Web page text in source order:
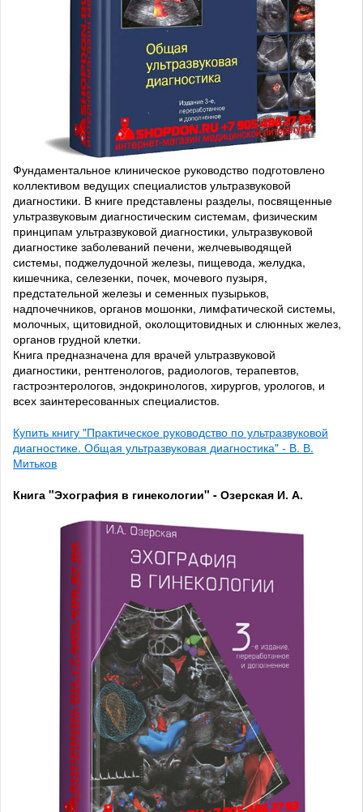
Фундаментальное клиническое руководство подготовлено
коллективом ведущих специалистов ультразвуковой
диагностики. В книге представлены разделы, посвященные
ультразвуковым диагностическим системам, физическим
принципам ультразвуковой диагностики, ультразвуковой
диагностике заболеваний печени, желчевыводящей
системы, поджелудочной железы, пищевода, желудка,
кишечника, селезенки, почек, мочевого пузыря,
предстательной железы и семенных пузырьков,
надпочечников, органов мошонки, лимфатической системы,
молочных, щитовидной, околощитовидных и слюнных желез,
органов грудной клетки.
Книга предназначена для врачей ультразвуковой
диагностики, рентгенологов, радиологов, терапевтов,
гастроэнтерологов, эндокринологов, хирургов, урологов, и
всех заинтересованных специалистов.
Купить книгу "Практическое руководство по ультразвуковой
диагностике. Общая ультразвуковая диагностика" - В. В.
Митьков
Книга "Эхография в гинекологии" - Озерская И. А.